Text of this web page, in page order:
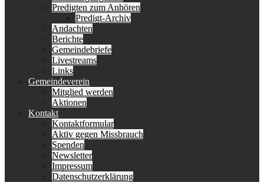
Predigten zum Anhören
Predigt-Archiv
Andachten
Berichte
Gemeindebriefe
Livestreams
Links
Gemeindeverein
Mitglied werden
Aktionen
Kontakt
Kontaktformular
Aktiv gegen Missbrauch
Spenden
Newsletter
Impressum
Datenschutzerklärung